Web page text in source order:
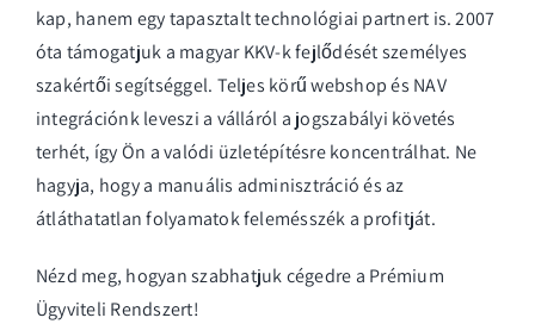
kap, hanem egy tapasztalt technológiai partnert is. 2007
óta támogatjuk a magyar KKV-k fejlődését személyes
szakértői segítséggel. Teljes körű webshop és NAV
integrációnk leveszi a válláról a jogszabályi követés
terhét, így Ön a valódi üzletépítésre koncentrálhat. Ne
hagyja, hogy a manuális adminisztráció és az
átláthatatlan folyamatok felemésszék a profitját.
Nézd meg, hogyan szabhatjuk cégedre a Prémium
Ügyviteli Rendszert!